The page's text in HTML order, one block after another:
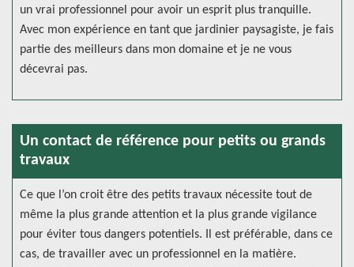
un vrai professionnel pour avoir un esprit plus tranquille.
Avec mon expérience en tant que jardinier paysagiste, je fais
partie des meilleurs dans mon domaine et je ne vous
décevrai pas.
Un contact de référence pour petits ou grands
travaux
Ce que l’on croit être des petits travaux nécessite tout de
même la plus grande attention et la plus grande vigilance
pour éviter tous dangers potentiels. Il est préférable, dans ce
cas, de travailler avec un professionnel en la matière.